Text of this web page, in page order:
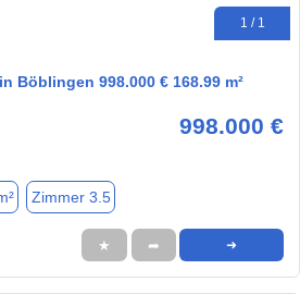
1 / 1
Böblingen 998.000 € 168.99 m²
998.000 €
Zimmer 3.5
★ ➦ ➜